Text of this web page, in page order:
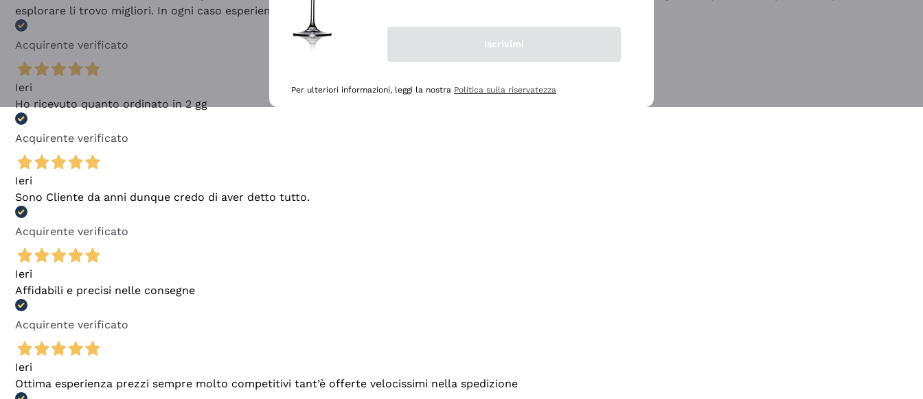
esplorare li trovo migliori. In ogni caso esperienza buona e lo consiglio! 👍
Acquirente verificato
Ieri
Ho ricevuto quanto ordinato in 2 gg
Acquirente verificato
Ieri
Sono Cliente da anni dunque credo di aver detto tutto.
Acquirente verificato
Ieri
Affidabili e precisi nelle consegne
Acquirente verificato
Ieri
Ottima esperienza prezzi sempre molto competitivi tant’è offerte velocissimi nella spedizione
Iscrivimi
Per ulteriori informazioni, leggi la nostra Politica sulla riservatezza